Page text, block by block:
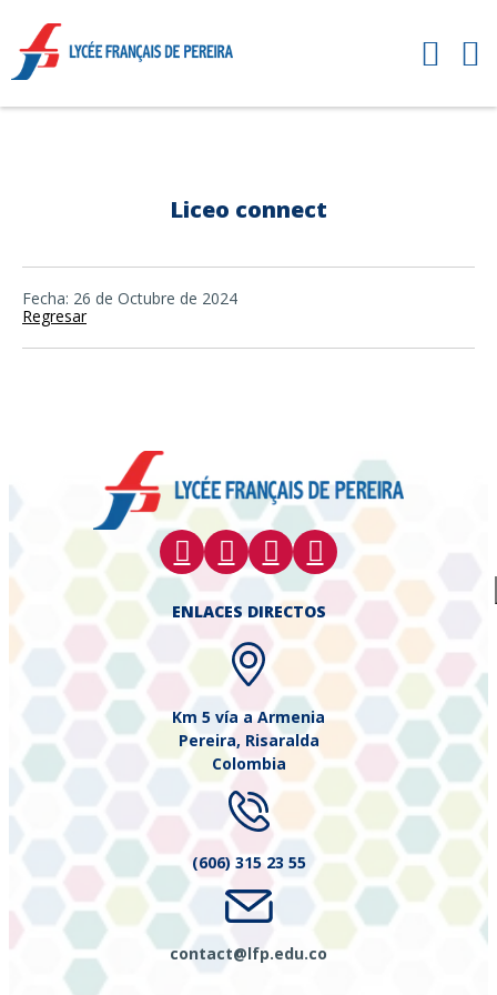
Liceo connect
Fecha: 26 de Octubre de 2024
Regresar
ENLACES DIRECTOS
Km 5 vía a Armenia
Pereira, Risaralda
Colombia
(606) 315 23 55
contact@lfp.edu.co